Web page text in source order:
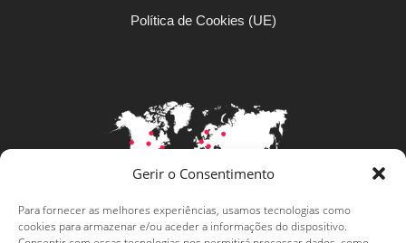
Gerir o Consentimento
Para fornecer as melhores experiências, usamos tecnologias como
cookies para armazenar e/ou aceder a informações do dispositivo.
Política de Cookies (UE)
Levar a língua portuguesa mais